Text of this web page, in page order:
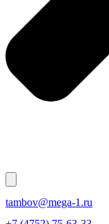
tambov@mega-1.ru